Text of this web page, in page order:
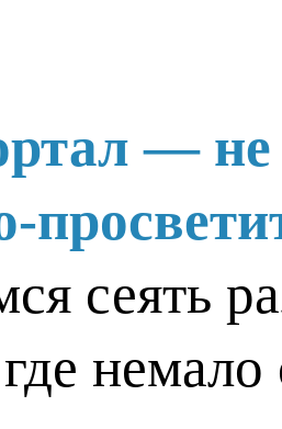
— не
сеять